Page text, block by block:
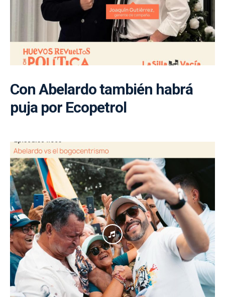
Con Abelardo también habrá
puja por Ecopetrol